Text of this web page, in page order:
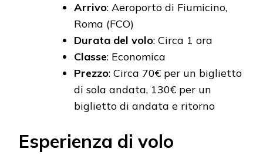
Arrivo: Aeroporto di Fiumicino,
Roma (FCO)
Durata del volo: Circa 1 ora
Classe: Economica
Prezzo: Circa 70€ per un biglietto
di sola andata, 130€ per un
biglietto di andata e ritorno
Esperienza di volo